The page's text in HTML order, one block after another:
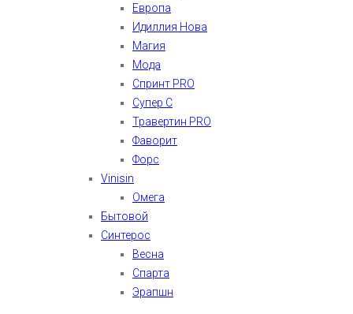
Европа
Идиллия Нова
Магия
Мода
Спринт PRO
Супер С
Травертин PRO
Фаворит
Форс
Vinisin
Омега
Бытовой
Синтерос
Весна
Спарта
Эрапшн